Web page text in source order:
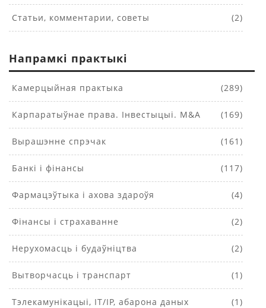
Статьи, комментарии, советы (2)
Напрамкі практыкі
Камерцыйная практыка (289)
Карпаратыўнае права. Інвестыцыі. M&A (169)
Вырашэнне спрэчак (161)
Банкі і фінансы (117)
Фармацэўтыка і ахова здароўя (4)
Фінансы і страхаванне (2)
Нерухомасць і будаўніцтва (2)
Вытворчасць і транспарт (1)
Тэлекамунікацыі, IT/IP, абарона даных (1)